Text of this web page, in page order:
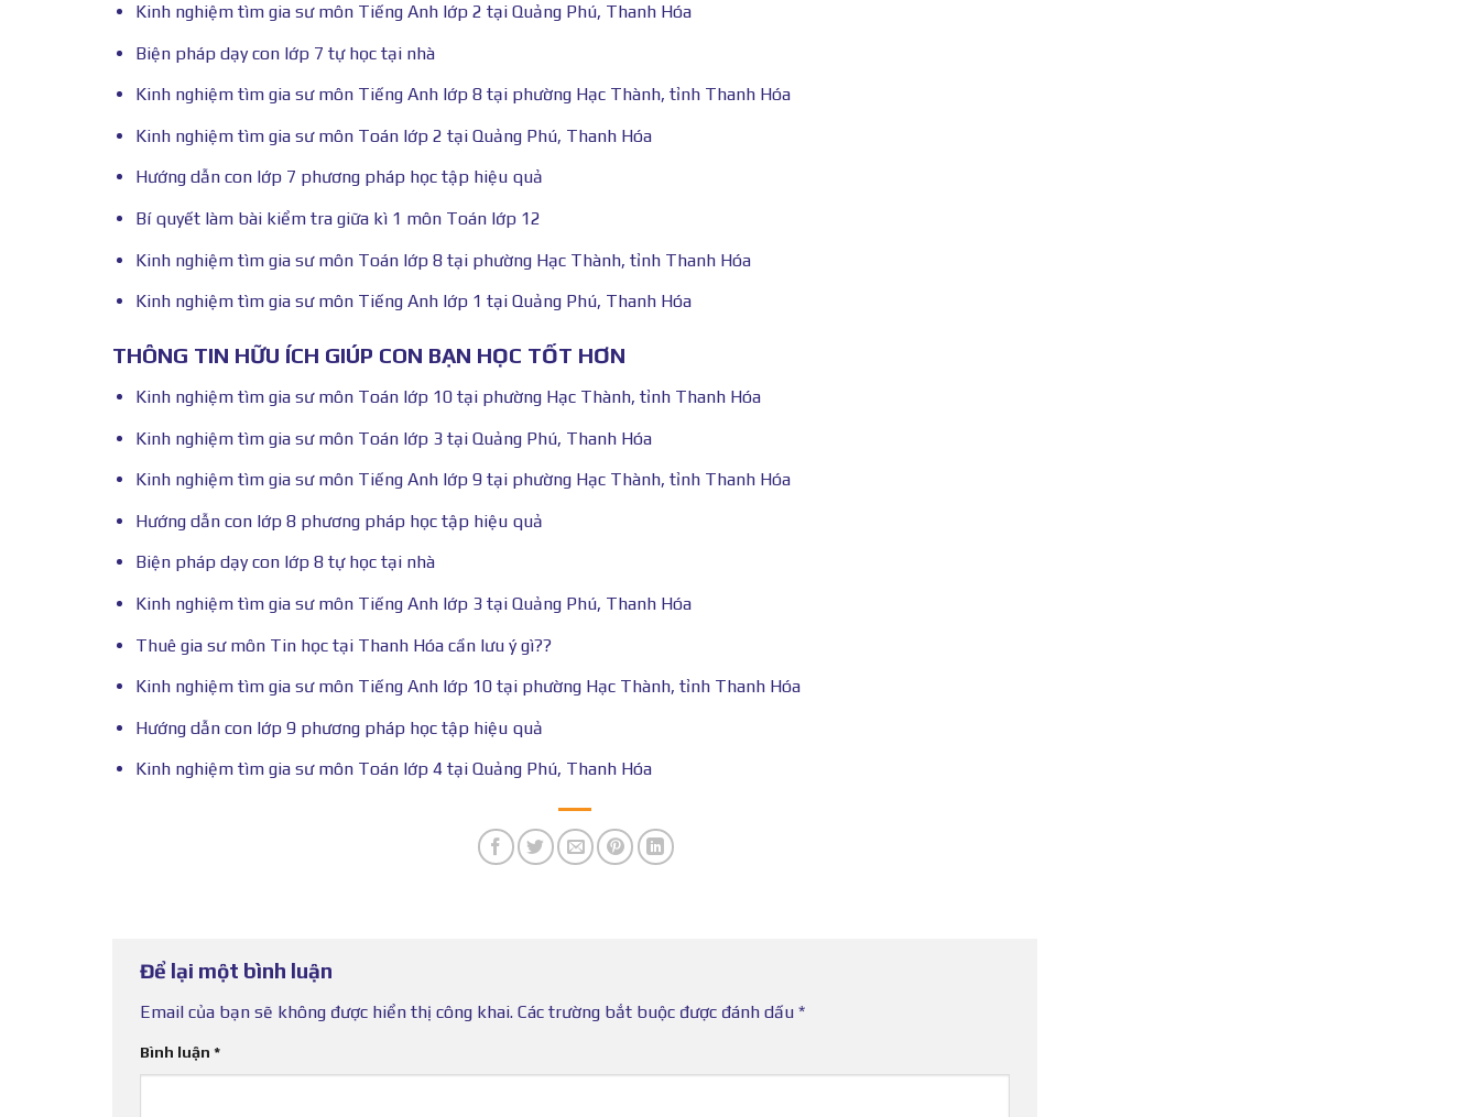
Kinh nghiệm tìm gia sư môn Tiếng Anh lớp 2 tại Quảng Phú, Thanh Hóa
Biện pháp dạy con lớp 7 tự học tại nhà
Kinh nghiệm tìm gia sư môn Tiếng Anh lớp 8 tại phường Hạc Thành, tỉnh Thanh Hóa
Kinh nghiệm tìm gia sư môn Toán lớp 2 tại Quảng Phú, Thanh Hóa
Hướng dẫn con lớp 7 phương pháp học tập hiệu quả
Bí quyết làm bài kiểm tra giữa kì 1 môn Toán lớp 12
Kinh nghiệm tìm gia sư môn Toán lớp 8 tại phường Hạc Thành, tỉnh Thanh Hóa
Kinh nghiệm tìm gia sư môn Tiếng Anh lớp 1 tại Quảng Phú, Thanh Hóa
THÔNG TIN HỮU ÍCH GIÚP CON BẠN HỌC TỐT HƠN
Kinh nghiệm tìm gia sư môn Toán lớp 10 tại phường Hạc Thành, tỉnh Thanh Hóa
Kinh nghiệm tìm gia sư môn Toán lớp 3 tại Quảng Phú, Thanh Hóa
Kinh nghiệm tìm gia sư môn Tiếng Anh lớp 9 tại phường Hạc Thành, tỉnh Thanh Hóa
Hướng dẫn con lớp 8 phương pháp học tập hiệu quả
Biện pháp dạy con lớp 8 tự học tại nhà
Kinh nghiệm tìm gia sư môn Tiếng Anh lớp 3 tại Quảng Phú, Thanh Hóa
Thuê gia sư môn Tin học tại Thanh Hóa cần lưu ý gì??
Kinh nghiệm tìm gia sư môn Tiếng Anh lớp 10 tại phường Hạc Thành, tỉnh Thanh Hóa
Hướng dẫn con lớp 9 phương pháp học tập hiệu quả
Kinh nghiệm tìm gia sư môn Toán lớp 4 tại Quảng Phú, Thanh Hóa
Để lại một bình luận
Email của bạn sẽ không được hiển thị công khai. Các trường bắt buộc được đánh dấu *
Bình luận *